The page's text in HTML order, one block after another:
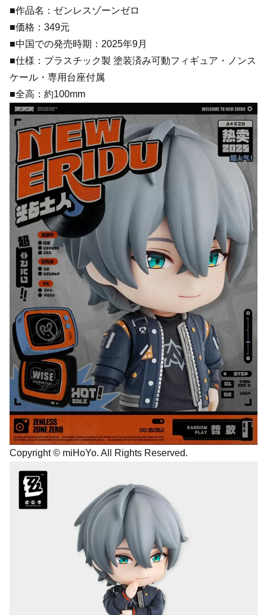
■作品名：ゼンレスゾーンゼロ
■価格：349元
■中国での発売時期：2025年9月
■仕様：プラスチック製 塗装済み可動フィギュア・ノンス
ケール・専用台座付属
■全高：約100mm
Copyright © miHoYo. All Rights Reserved.